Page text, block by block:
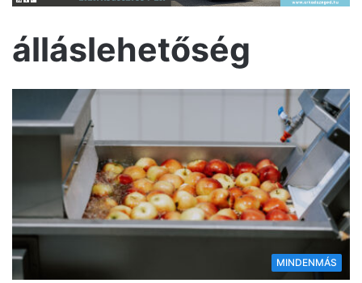
álláslehetőség
MINDENMÁS